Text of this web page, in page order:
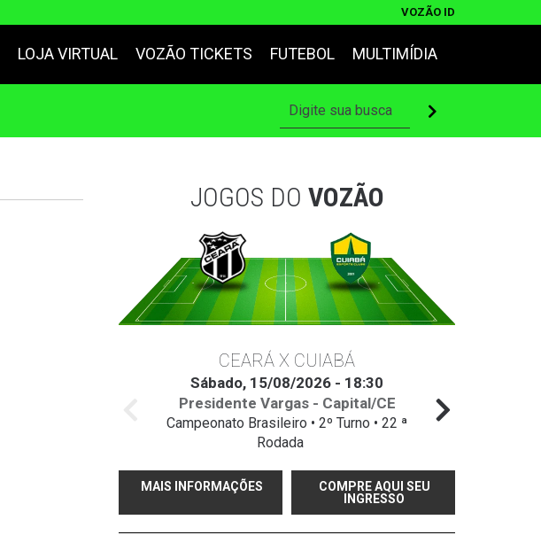
VOZÃO ID
LOJA VIRTUAL VOZÃO TICKETS FUTEBOL MULTIMÍDIA
JOGOS DO VOZÃO
CEARÁ X CUIABÁ
Sábado, 15/08/2026 - 18:30
Presidente Vargas - Capital/CE
Campeonato Brasileiro • 2º Turno • 22 ª
Rodada
MAIS INFORMAÇÕES
COMPRE AQUI SEU
INGRESSO